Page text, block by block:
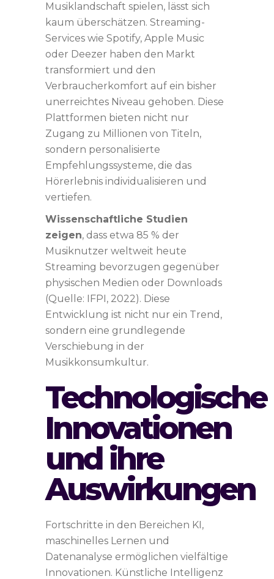
Musiklandschaft spielen, lässt sich
kaum überschätzen. Streaming-
Services wie Spotify, Apple Music
oder Deezer haben den Markt
transformiert und den
Verbraucherkomfort auf ein bisher
unerreichtes Niveau gehoben. Diese
Plattformen bieten nicht nur
Zugang zu Millionen von Titeln,
sondern personalisierte
Empfehlungssysteme, die das
Hörerlebnis individualisieren und
vertiefen.
Wissenschaftliche Studien
zeigen, dass etwa 85 % der
Musiknutzer weltweit heute
Streaming bevorzugen gegenüber
physischen Medien oder Downloads
(Quelle: IFPI, 2022). Diese
Entwicklung ist nicht nur ein Trend,
sondern eine grundlegende
Verschiebung in der
Musikkonsumkultur.
Technologische
Innovationen
und ihre
Auswirkungen
Fortschritte in den Bereichen KI,
maschinelles Lernen und
Datenanalyse ermöglichen vielfältige
Innovationen. Künstliche Intelligenz